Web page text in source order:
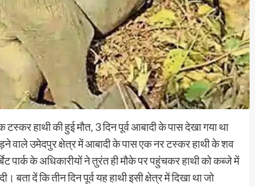
हाथी की हुई मौत, 3 दिन पूर्व आबादी के पास देखा गया था
वाले उमेदपुर क्षेत्र में आबादी के पास एक नर टस्कर हाथी के शव
पार्क के अधिकारीयों ने तुरंत ही मौके पर पहुंचकर हाथी को कब्जे में
दें कि तीन दिन पूर्व यह हाथी इसी क्षेत्र में दिखा था जो